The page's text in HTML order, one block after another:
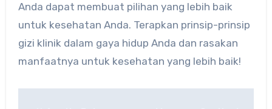
Anda dapat membuat pilihan yang lebih baik
untuk kesehatan Anda. Terapkan prinsip-prinsip
gizi klinik dalam gaya hidup Anda dan rasakan
manfaatnya untuk kesehatan yang lebih baik!